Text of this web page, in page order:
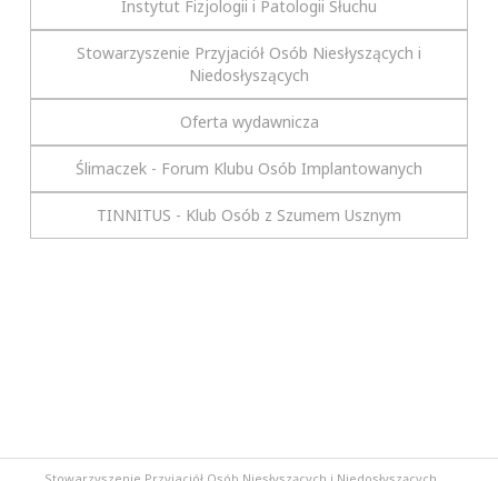
Instytut Fizjologii i Patologii Słuchu
Stowarzyszenie Przyjaciół Osób Niesłyszących i
Niedosłyszących
Oferta wydawnicza
Ślimaczek - Forum Klubu Osób Implantowanych
TINNITUS - Klub Osób z Szumem Usznym